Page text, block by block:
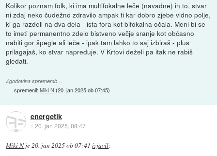
Kolikor poznam folk, ki ima multifokalne leče (navadne) in to, stvar
ni zdaj neko čudežno zdravilo ampak ti kar dobro zjebe vidno polje,
ki ga razdeli na dva dela - ista fora kot bifokalna očala. Meni bi se
to imeti permanentno zdelo bistveno večje sranje kot občasno
nabiti gor špegle ali leče - ipak tam lahko to saj izbiraš - plus
prilagajaš, ko stvar napreduje. V Krtovi deželi pa itak ne rabiš
gledati.
Zgodovina sprememb…
spremenil:Miki N (20. jan 2025 ob 07:45)
energetik
::20. jan 2025, 08:47
Miki Nje20. jan 2025 ob 07:41 izjavil: